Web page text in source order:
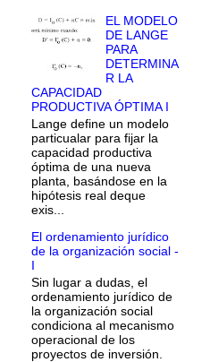
EL MODELO
DE LANGE
PARA
DETERMINA
R LA
CAPACIDAD
PRODUCTIVA ÓPTIMA I
Lange define un modelo
particualar para fijar la
capacidad productiva
óptima de una nueva
planta, basándose en la
hipótesis real deque
exis...
El ordenamiento jurídico
de la organización social -
I
Sin lugar a dudas, el
ordenamiento jurídico de
la organización social
condiciona al mecanismo
operacional de los
proyectos de inversión.